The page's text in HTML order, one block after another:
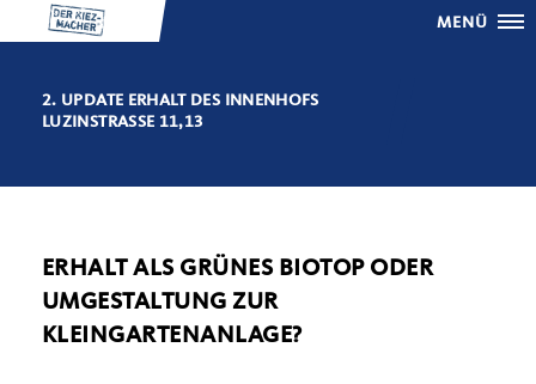
MENÜ
2. UPDATE ERHALT DES INNENHOFS
LUZINSTRASSE 11,13
ERHALT ALS GRÜNES BIOTOP ODER
UMGESTALTUNG ZUR
KLEINGARTENANLAGE?